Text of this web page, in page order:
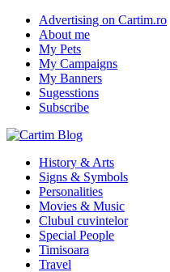
Advertising on Cartim.ro
About me
My Pets
My Campaigns
My Banners
Sugesstions
Subscribe
History & Arts
Signs & Symbols
Personalities
Movies & Music
Clubul cuvintelor
Special People
Timisoara
Travel